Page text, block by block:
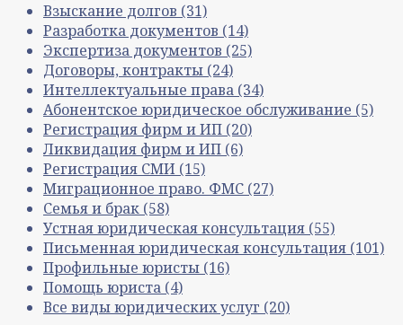
Взыскание долгов (31)
Разработка документов (14)
Экспертиза документов (25)
Договоры, контракты (24)
Интеллектуальные права (34)
Абонентское юридическое обслуживание (5)
Регистрация фирм и ИП (20)
Ликвидация фирм и ИП (6)
Регистрация СМИ (15)
Миграционное право. ФМС (27)
Семья и брак (58)
Устная юридическая консультация (55)
Письменная юридическая консультация (101)
Профильные юристы (16)
Помощь юриста (4)
Все виды юридических услуг (20)